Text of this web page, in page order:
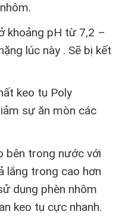
khoảng pH từ 7,2 –
lúc này . Sẽ bị kết
keo tụ Poly
sự ăn mòn các
bên trong nước với
lắng trong cao hơn
dụng phèn nhôm
keo tụ cực nhanh.